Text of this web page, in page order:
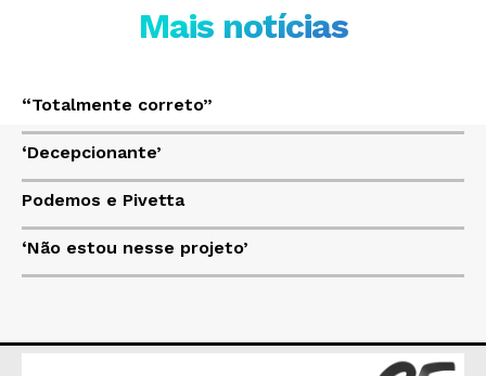
JUNTE-SE NO WHATSAPP
HOME
POLÍTICA
POLÍCIA
Mais notícias
“Totalmente correto”
‘Decepcionante’
Podemos e Pivetta
‘Não estou nesse projeto’